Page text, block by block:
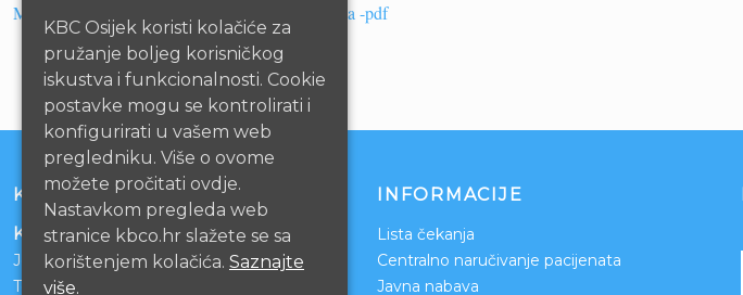
Međunarodni dan borbe protiv boli – 17. listopada -pdf
KONTAKT
Klinički bolnički centar Osijek
Josipa Huttlera 4
Tel:
031/511-511
INFORMACIJE
Lista čekanja
Centralno naručivanje pacijenata
Javna nabava
KBC Osijek koristi kolačiće za
pružanje boljeg korisničkog
iskustva i funkcionalnosti. Cookie
postavke mogu se kontrolirati i
konfigurirati u vašem web
pregledniku. Više o ovome
možete pročitati ovdje.
Nastavkom pregleda web
stranice kbco.hr slažete se sa
korištenjem kolačića. Saznajte
više.